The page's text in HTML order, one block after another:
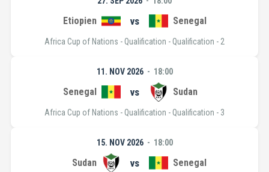
Etiopien vs Senegal
Africa Cup of Nations - Qualification - Qualification - 2
11. NOV 2026 18:00
Senegal vs Sudan
Africa Cup of Nations - Qualification - Qualification - 3
15. NOV 2026 18:00
Sudan vs Senegal